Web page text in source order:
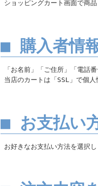
ショッピングカート画面で商
■ 購入者情
「お名前」「ご住所」「電話
当店のカートは「SSL」で個
■ お支払い
お好きなお支払い方法を選択